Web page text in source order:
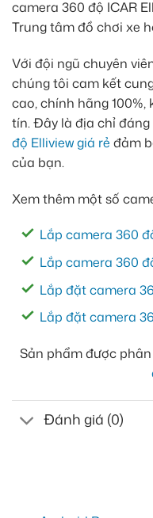
camera 360 độ ICAR
Trung tâm đồ chơi xe
Với đội ngũ chuyên
chúng tôi cam kết
cao, chính hãng
tín. Đây là địa chỉ đáng
độ Elliview giá rẻ đảm
của bạn.
Xem thêm một số
Lắp camera 360
Lắp camera 360
Lắp đặt camera
Lắp đặt camera
Sản phẩm được
Đánh giá (0)